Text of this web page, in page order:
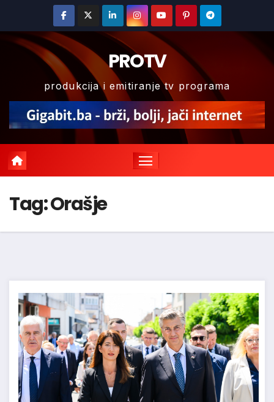
content
PROTV
produkcija i emitiranje tv programa
Tag:Orašje